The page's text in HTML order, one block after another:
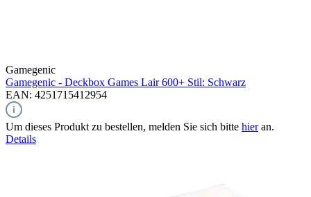
Gamegenic
Gamegenic - Deckbox Games Lair 600+ Stil: Schwarz
EAN: 4251715412954
Um dieses Produkt zu bestellen, melden Sie sich bitte hieran.
Details